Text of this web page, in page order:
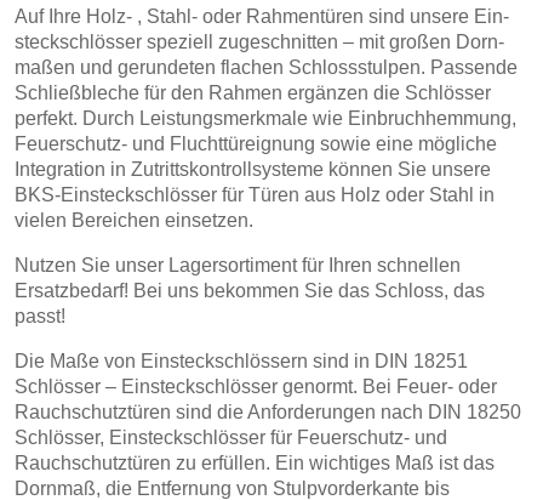
Auf Ihre Holz­- , Stahl­- oder Rahmentüren sind unsere Ein­
steck­schlösser spe­ziell zu­ge­schnit­ten – mit großen Dorn­
maßen und ge­run­de­ten fla­chen Schloss­stulpen. Pas­sende
Schließbleche für den Rahmen ergänzen die Schlösser
per­fekt. Durch Leistungs­merk­male wie Einbruch­hem­mung,
Feuer­schutz- und Flucht­tür­e­ig­nung sowie eine mög­liche
Inte­g­ra­tion in Zutrittskontroll­systeme können Sie unsere
BKS-Ein­steck­schlösser für Türen aus Holz­ oder Stahl in
vielen Berei­chen ein­setzen.
Nutzen Sie unser Lagersortiment für Ihren schnellen
Ersatzbedarf! Bei uns bekommen Sie das Schloss, das
passt!
Die Maße von Einsteckschlössern sind in DIN 18251
Schlösser – Einsteckschlösser genormt. Bei Feuer- oder
Rauchschutztüren sind die Anforderungen nach DIN 18250
Schlösser, Einsteckschlösser für Feuerschutz- und
Rauchschutztüren zu erfüllen. Ein wichtiges Maß ist das
Dornmaß, die Entfernung von Stulpvorderkante bis